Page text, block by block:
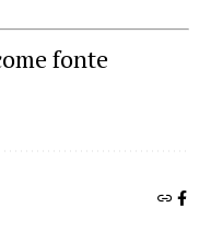
fonte